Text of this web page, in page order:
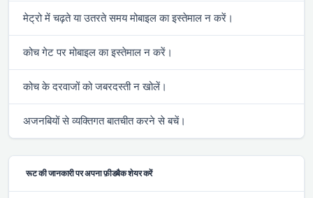
मेट्रो में चढ़ते या उतरते समय मोबाइल का इस्तेमाल न करें।
कोच गेट पर मोबाइल का इस्तेमाल न करें।
कोच के दरवाजों को जबरदस्ती न खोलें।
अजनबियों से व्यक्तिगत बातचीत करने से बचें।
रूट की जानकारी पर अपना फ़ीडबैक शेयर करें